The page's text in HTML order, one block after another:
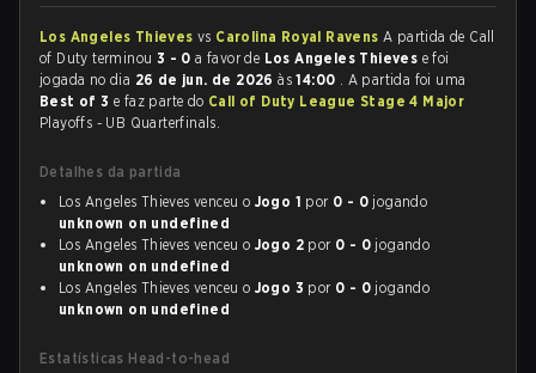
Los Angeles Thieves vs Carolina Royal RavensA partida de Call
of Duty terminou 3 - 0 a favor de Los Angeles Thieves e foi
jogada no dia 26 de jun. de 2026às14:00 . A partida foi uma
Best of 3 e faz parte do Call of Duty League Stage 4 Major
Playoffs - UB Quarterfinals.
Detalhes da partida
Los Angeles Thieves venceu o Jogo 1 por 0 - 0 jogando
unknown on undefined
Los Angeles Thieves venceu o Jogo 2 por 0 - 0 jogando
unknown on undefined
Los Angeles Thieves venceu o Jogo 3 por 0 - 0 jogando
unknown on undefined
Estatísticas Head-to-head